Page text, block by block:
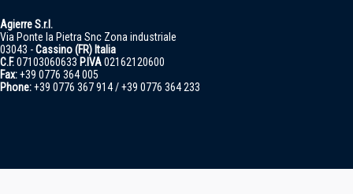
Agierre S.r.l.
Via Ponte la Pietra Snc Zona industriale
03043 -Cassino (FR) Italia
C.F.07103060633 P.IVA02162120600
Fax:+39 0776 364 005
Phone:+39 0776 367 914 / +39 0776 364 233